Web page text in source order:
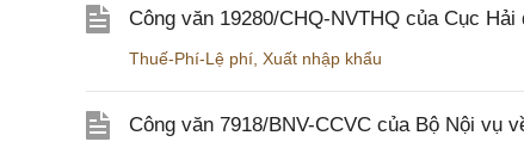
Công văn 19280/CHQ-NVTHQ của Cục
Thuế-Phí-Lệ phí Xuất nhập khẩu
Công văn 7918/BNV-CCVC của Bộ Nội vụ